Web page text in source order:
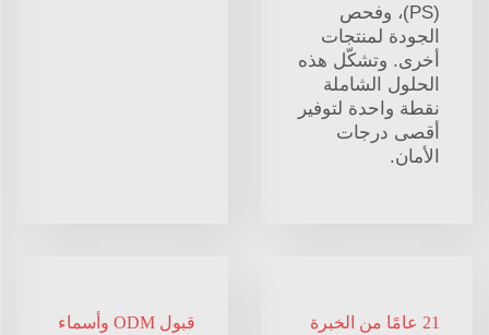
(PS)، وفحص
الجودة لمنتجات
أخرى. وتشكّل هذه
الحلول الشاملة
نقطة واحدة لتوفير
أقصى درجات
الأمان.
21 عامًا من الخبرة
قبول ODM وأسماء